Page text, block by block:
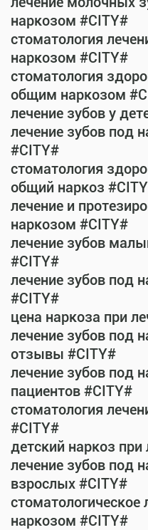
наркозом #CITY#
стоматология
наркозом #CITY#
стоматология
общим наркозом
лечение зубов у
лечение зубов под
#CITY#
стоматология
общий наркоз
лечение и
наркозом #CITY#
лечение зубов
#CITY#
лечение зубов под
#CITY#
цена наркоза при
лечение зубов под
отзывы #CITY#
лечение зубов под
пациентов #CITY#
стоматология
#CITY#
детский наркоз при
лечение зубов под
взрослых #CITY#
стоматологическое
наркозом #CITY#